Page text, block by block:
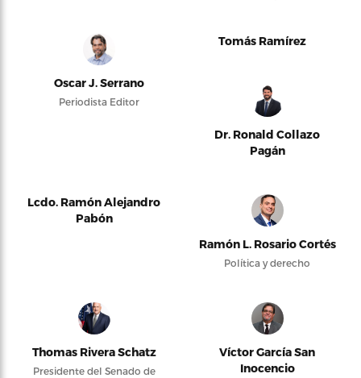
Oscar J. Serrano
Periodista Editor
Tomás Ramírez
Dr. Ronald Collazo
Pagán
Lcdo. Ramón Alejandro
Pabón
Ramón L. Rosario Cortés
Política y derecho
Thomas Rivera Schatz
Presidente del Senado de
Víctor García San
Inocencio